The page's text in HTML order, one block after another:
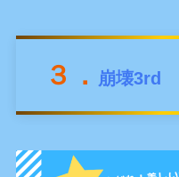
３． 崩壊3rd